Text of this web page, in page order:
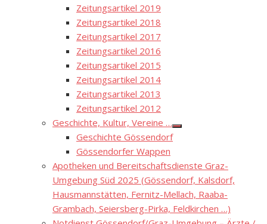
Zeitungsartikel 2019
Zeitungsartikel 2018
Zeitungsartikel 2017
Zeitungsartikel 2016
Zeitungsartikel 2015
Zeitungsartikel 2014
Zeitungsartikel 2013
Zeitungsartikel 2012
Geschichte, Kultur, Vereine …
Show
Geschichte Gössendorf
Gössendorfer Wappen
Apotheken und Bereitschaftsdienste Graz-
Umgebung Süd 2025 (Gössendorf, Kalsdorf,
Hausmannstätten, Fernitz-Mellach, Raaba-
Grambach, Seiersberg-Pirka, Feldkirchen …)